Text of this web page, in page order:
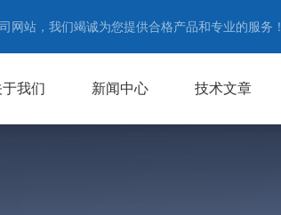
网站，我们竭诚为您提供合格产品和专业的服务！
于我们 新闻中心 技术文章